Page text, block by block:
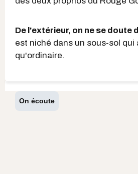
De l'extérieur, on ne se doute
est niché dans un sous-sol qui
qu'ordinaire.
On écoute